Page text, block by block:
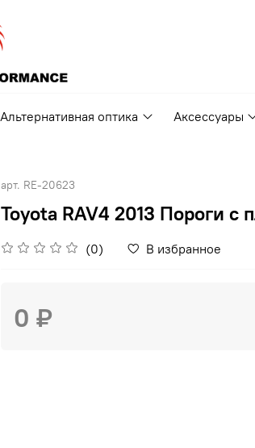
Альтернативная оптика Аксессуары
арт. RE-20623
Toyota RAV4 2013 Пороги с
(0) В избранное
0 ₽